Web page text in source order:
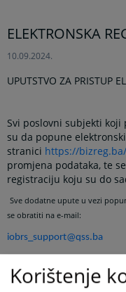
ELEKTRONSKA
10.09.2024.
UPUTSTVO ZA PRISTUP
Svi poslovni subjekti
su da popune
stranici https://bizreg.ba/
promjena podataka, te
registraciju koju su do
Sve dodatne upute u vezi
se obratiti na e-mail:
iobrs_support@qss.ba
NAPOMENA
Korištenje